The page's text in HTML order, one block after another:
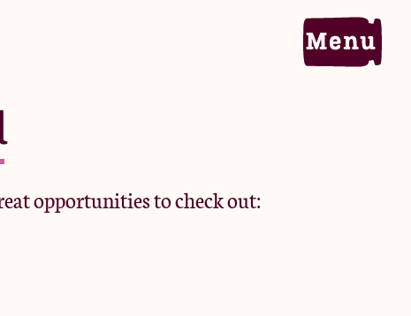
Portfolio
opportunities to check out: